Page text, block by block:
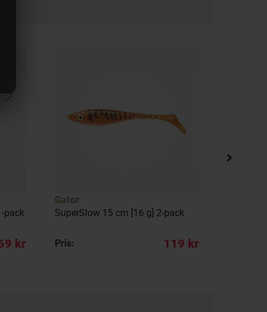
pack
kr
Gator
SuperSlow 15 cm [16 g] 2-pack
Pris: 119 kr